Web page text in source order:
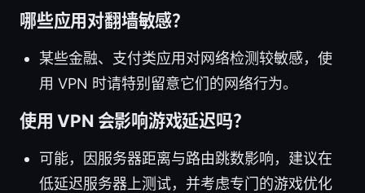
哪些应用对翻墙敏感？
某些金融、支付类应用对网络检测较敏感，使
用 VPN 时请特别留意它们的网络行为。
使用 VPN 会影响游戏延迟吗？
可能，因服务器距离与路由跳数影响，建议在
低延迟服务器上测试，并考虑专门的游戏优化